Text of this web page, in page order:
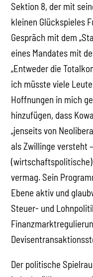
Sektion 8, der mit
kleinen Glückspieles
Gespräch mit dem
eines Mandates mit
„Entweder die
ich müsste viele
Hoffnungen in mich
hinzufügen, dass
„jenseits von
als Zwillinge versteht
vermag. Sein
Ebene aktiv und
Steuer- und
Der politische